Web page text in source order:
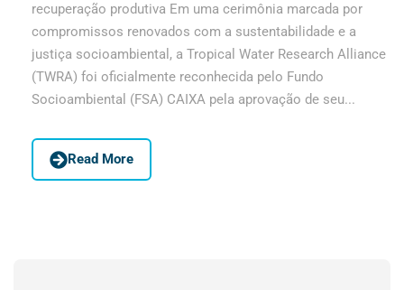
recuperação produtiva Em uma cerimônia marcada por
compromissos renovados com a sustentabilidade e a
justiça socioambiental, a Tropical Water Research Alliance
(TWRA) foi oficialmente reconhecida pelo Fundo
Socioambiental (FSA) CAIXA pela aprovação de seu...
Read More